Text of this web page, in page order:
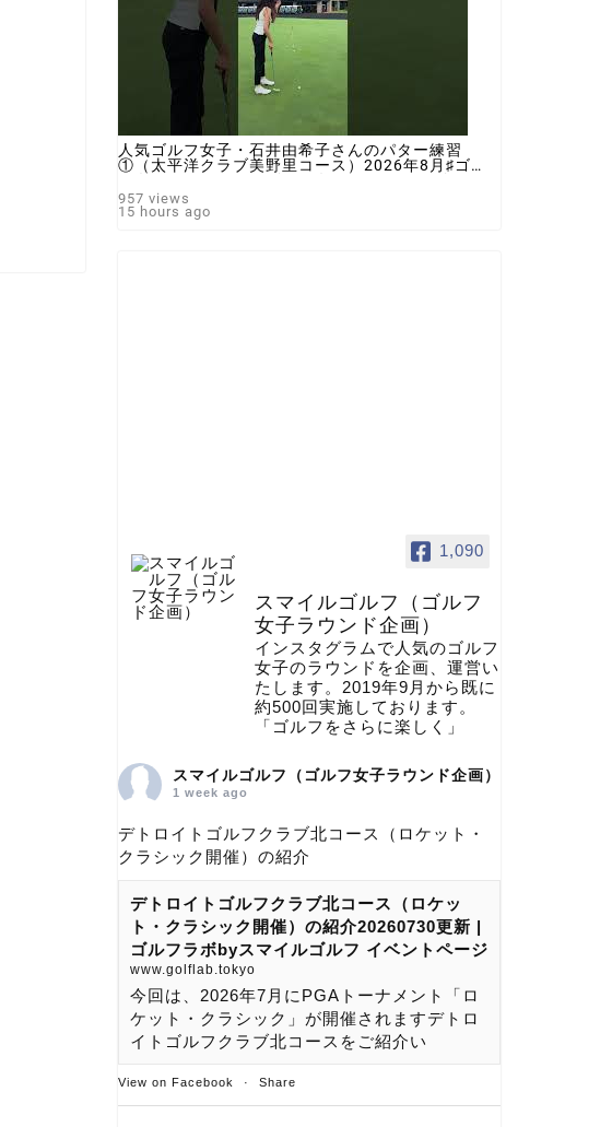
人気ゴルフ女子・石井由希子さんのパター練習
①（太平洋クラブ美野里コース）2026年8月♯ゴル
♯スマイルゴルフ
957 views
15 hours ago
1,090
スマイルゴルフ（ゴルフ
女子ラウンド企画）
インスタグラムで人気のゴルフ
女子のラウンドを企画、運営い
たします。2019年9月から既に
約500回実施しております。
「ゴルフをさらに楽しく」
スマイルゴルフ（ゴルフ女子ラウンド企画）
1 week ago
デトロイトゴルフクラブ北コース（ロケット・
クラシック開催）の紹介
デトロイトゴルフクラブ北コース（ロケッ
ト・クラシック開催）の紹介20260730更新 |
ゴルフラボbyスマイルゴルフ イベントページ
www.golflab.tokyo
今回は、2026年7月にPGAトーナメント「ロ
ケット・クラシック」が開催されますデトロ
イトゴルフクラブ北コースをご紹介い
View on Facebook · Share